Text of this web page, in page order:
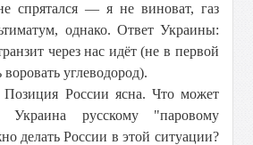
спрятался — я не виноват, газ
однако. Ответ Украины:
через нас идёт (не в первой
углеводород).
Позиция России ясна. Что может
Украина русскому "паровому
делать России в этой ситуации?